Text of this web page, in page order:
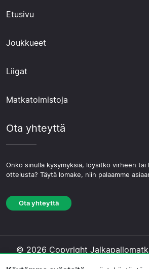
Etusivu
Joukkueet
Liigat
Matkatoimistoja
Ota yhteyttä
Onko sinulla kysymyksiä, löysitkö virheen tai
ottelusta? Täytä lomake, niin palaamme
Ota yhteyttä
© 2026 Copyright